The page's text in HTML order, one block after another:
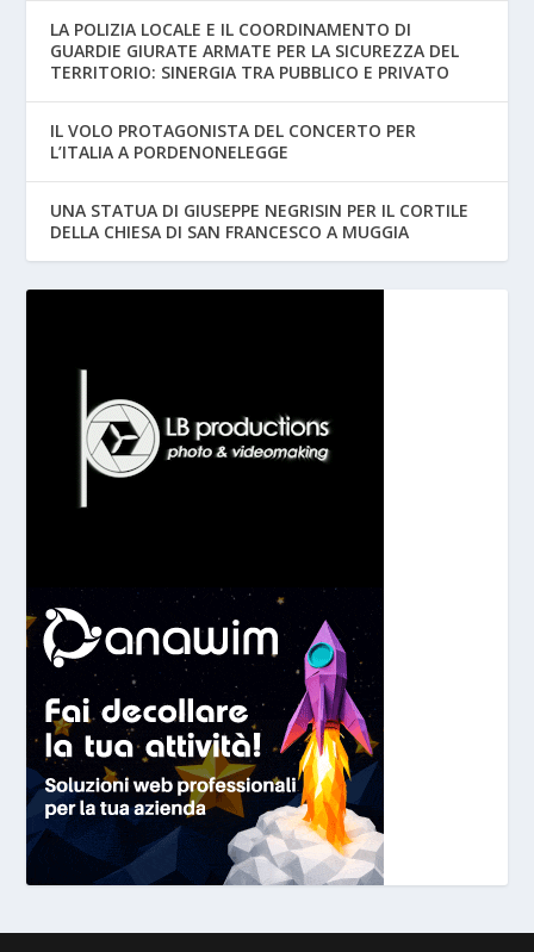
LA POLIZIA LOCALE E IL COORDINAMENTO DI
GUARDIE GIURATE ARMATE PER LA SICUREZZA DEL
TERRITORIO: SINERGIA TRA PUBBLICO E PRIVATO
IL VOLO PROTAGONISTA DEL CONCERTO PER
L’ITALIA A PORDENONELEGGE
UNA STATUA DI GIUSEPPE NEGRISIN PER IL CORTILE
DELLA CHIESA DI SAN FRANCESCO A MUGGIA